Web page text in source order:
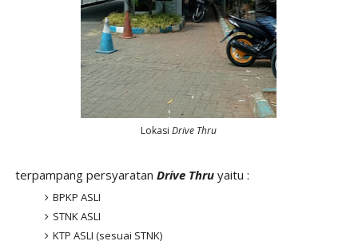
LokasiDrive Thru
terpampang persyaratan Drive Thru yaitu :
BPKP ASLI
STNK ASLI
KTP ASLI (sesuai STNK)